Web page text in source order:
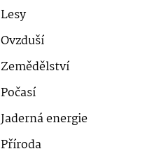
Lesy
Ovzduší
Zemědělství
Počasí
Jaderná energie
Příroda